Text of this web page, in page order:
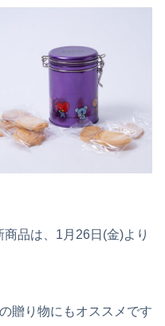
品は、1月26日(金)より
贈り物にもオススメです